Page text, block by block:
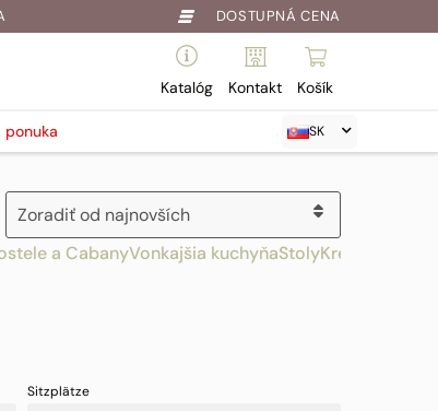
DOSTUPNÁ CENA
Katalóg Kontakt Košík
ponuka SK
a CabanyVonkajšia kuchyňaStolyKreslá a